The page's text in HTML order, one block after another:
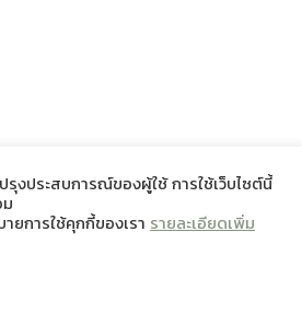
รุงประสบการณ์ของผู้ใช้ การใช้เว็บไซต์นี้
ม
ยการใช้คุกกี้ของเรา รายละเอียดเพิ่ม